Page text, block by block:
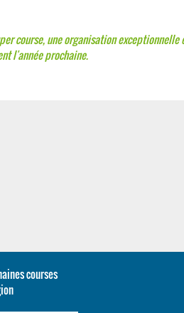
course, une organisation
l'année prochaine.
courses